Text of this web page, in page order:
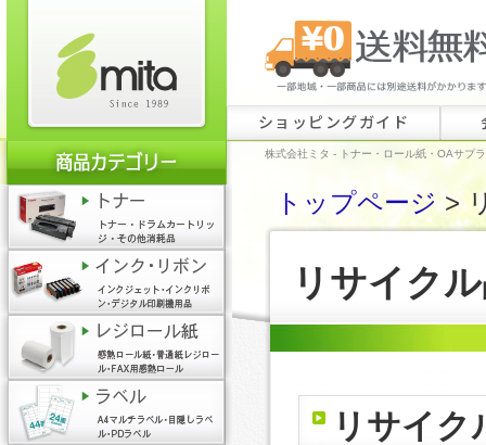
ショッピングガイド
株式会社ミタ - トナー・ロール紙・OAサプ
トップページ>
リサイク
リサイク